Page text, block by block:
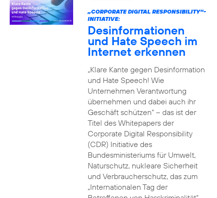
„CORPORATE DIGITAL RESPONSIBILITY“-
INITIATIVE:
Desinformationen
und Hate Speech im
Internet erkennen
„Klare Kante gegen Desinformation
und Hate Speech! Wie
Unternehmen Verantwortung
übernehmen und dabei auch ihr
Geschäft schützen“ – das ist der
Titel des Whitepapers der
Corporate Digital Responsibility
(CDR) Initiative des
Bundesministeriums für Umwelt,
Naturschutz, nukleare Sicherheit
und Verbraucherschutz, das zum
„Internationalen Tag der